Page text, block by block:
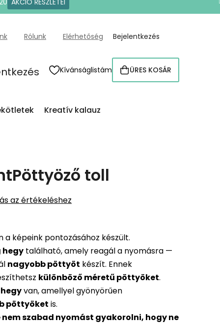
AKCIÓ RÉSZLETEI
Rólunk Elérhetőség Bejelentkezés
Kívánságlistám KOSÁR
ÜRES KOSÁR
Kreatív kalauz
toll
az értékeléshez
képeink pontozásához készült.
található, amely reagál a nyomásra —
nagyobb pöttyöt készít. Ennek
különböző méretű pöttyöket.
van, amellyel gyönyörűen
pöttyöket is.
nem szabad nyomást gyakorolni, hogy ne